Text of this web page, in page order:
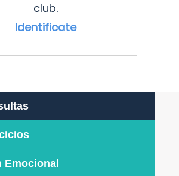
club.
Identificate
Emocional